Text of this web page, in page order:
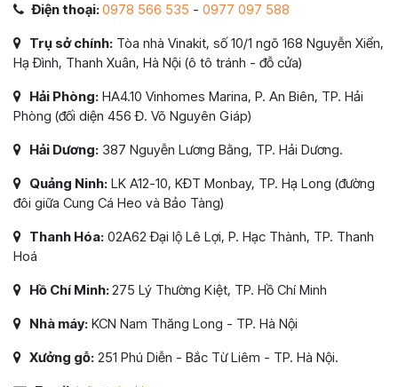
Điện thoại:0978 566 535 - 0977 097 588
Trụ sở chính: Tòa nhà Vinakit, số 10/1 ngõ 168 Nguyễn Xiển,
Hạ Đình, Thanh Xuân, Hà Nội (ô tô tránh - đỗ cửa)
Hải Phòng: HA4.10 Vinhomes Marina, P. An Biên, TP. Hải
Phòng (đối diện 456 Đ. Võ Nguyên Giáp)
Hải Dương: 387 Nguyễn Lương Bằng, TP. Hải Dương.
Quảng Ninh: LK A12-10, KĐT Monbay, TP. Hạ Long (đường
đôi giữa Cung Cá Heo và Bảo Tàng)
Thanh Hóa: 02A62 Đại lộ Lê Lợi, P. Hạc Thành, TP. Thanh
Hoá
Hồ Chí Minh:275 Lý Thường Kiệt, TP. Hồ Chí Minh
Nhà máy: KCN Nam Thăng Long - TP. Hà Nội
Xưởng gỗ: 251 Phú Diễn - Bắc Từ Liêm - TP. Hà Nội.